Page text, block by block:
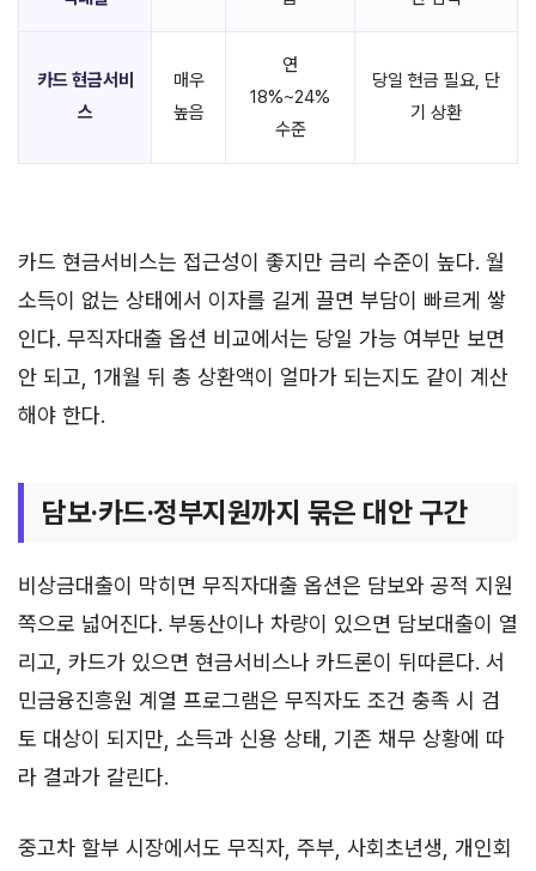
카드 현금서비
스
매우
높음
연
18%~24%
수준
당일 현금 필요, 단
기 상환
카드 현금서비스는 접근성이 좋지만 금리 수준이 높다. 월
소득이 없는 상태에서 이자를 길게 끌면 부담이 빠르게 쌓
인다. 무직자대출 옵션 비교에서는 당일 가능 여부만 보면
안 되고, 1개월 뒤 총 상환액이 얼마가 되는지도 같이 계산
해야 한다.
담보·카드·정부지원까지 묶은 대안 구간
비상금대출이 막히면 무직자대출 옵션은 담보와 공적 지원
쪽으로 넓어진다. 부동산이나 차량이 있으면 담보대출이 열
리고, 카드가 있으면 현금서비스나 카드론이 뒤따른다. 서
민금융진흥원 계열 프로그램은 무직자도 조건 충족 시 검
토 대상이 되지만, 소득과 신용 상태, 기존 채무 상황에 따
라 결과가 갈린다.
중고차 할부 시장에서도 무직자, 주부, 사회초년생, 개인회